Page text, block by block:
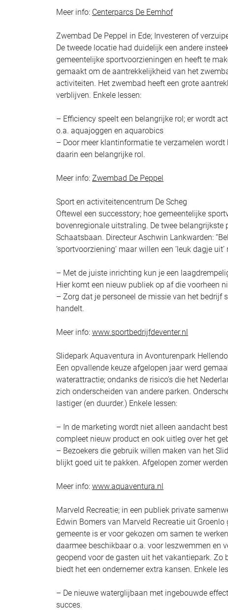
Meer info: Centerparcs De Eemhof
Zwembad De Peppel in Ede; Investeren of
De tweede locatie had duidelijk een andere
gemeentelijke sportvoorzieningen en heeft te
gemaakt om de aantrekkelijkheid van het
activiteiten. Het zwembad heeft een grote
verblijven. Enkele lessen:
– Efficiency speelt een belangrijke rol; er wordt
o.a. aquajoggen en aquarobics
– Door meer klantinformatie te verzamelen
daarin een belangrijke rol.
Meer info: Zwembad De Peppel
Sport en activiteitencentrum De Scheg
Oftewel een successtory; hoe gemeentelijke
bovenregionale uitstraling. De twee belangrijkste
Schaatsbaan. Directeur Aschwin Lankwarden:
‘sportvoorziening’ maar willen een ‘leuk dagje
– Met de juiste inrichting kun je een
Hier komt een nieuw publiek op af die voorheen
– Zorg dat je personeel de missie van het bedrijf
handelt.
Meer info: www.sportbedrijfdeventer.nl
Slidepark Aquaventura in Avonturenpark
Een opvallende keuze afgelopen jaar werd
waterattractie; ondanks de risico’s die het
zich onderscheiden van andere parken.
lastiger (en duurder.) Enkele lessen:
– In de marketing wordt niet alleen aandacht
compleet nieuw product en ook uitleg over het
– Bezoekers die gebruik willen maken van het
blijkt goed uit te pakken. Afgelopen zomer
Meer info: www.aquaventura.nl
Marveld Recreatie; in een publiek private
Edwin Bomers van Marveld Recreatie uit
gemeente is er voor gekozen om samen te
daarmee beschikbaar o.a. voor leszwemmen en
geopend voor de gasten uit het vakantiepark.
biedt het een ondernemer extra kansen. Enkele
– De nieuwe waterglijbaan met ingebouwde
succes.